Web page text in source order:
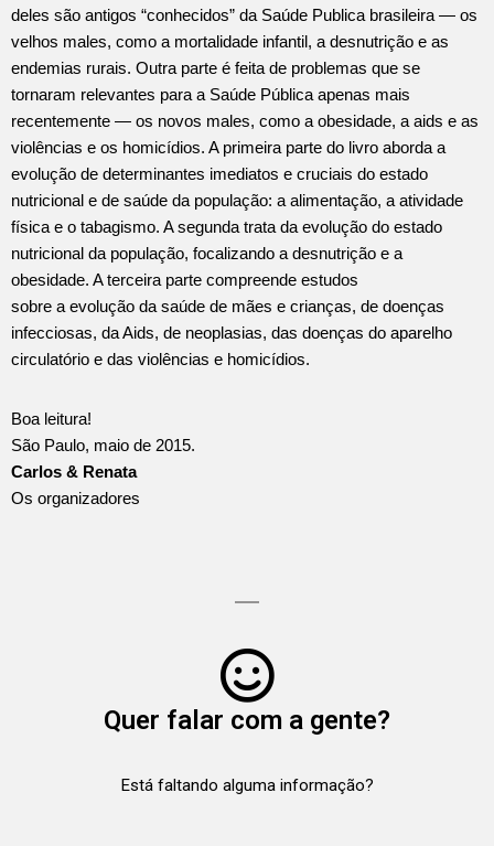
deles são antigos “conhecidos” da Saúde Publica brasileira — os
velhos males, como a mortalidade infantil, a desnutrição e as
endemias rurais. Outra parte é feita de problemas que se
tornaram relevantes para a Saúde Pública apenas mais
recentemente — os novos males, como a obesidade, a aids e as
violências e os homicídios. A primeira parte do livro aborda a
evolução de determinantes imediatos e cruciais do estado
nutricional e de saúde da população: a alimentação, a atividade
física e o tabagismo. A segunda trata da evolução do estado
nutricional da população, focalizando a desnutrição e a
obesidade. A terceira parte compreende estudos
sobre a evolução da saúde de mães e crianças, de doenças
infecciosas, da Aids, de neoplasias, das doenças do aparelho
circulatório e das violências e homicídios.
Boa leitura!
São Paulo, maio de 2015.
Carlos & Renata
Os organizadores
Quer falar com a gente?
Está faltando alguma informação?